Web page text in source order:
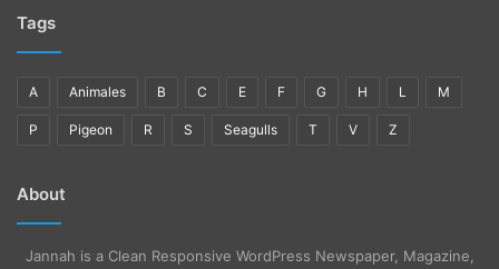
Tags
A Animales B C E F G H L M
P Pigeon R S Seagulls T V Z
About
Jannah is a Clean Responsive WordPress Newspaper, Magazine,